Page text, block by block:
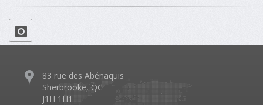
83 rue des Abénaquis
Sherbrooke, QC
J1H 1H1